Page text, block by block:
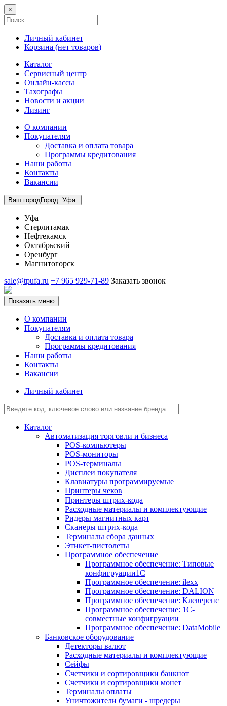
×
Личный кабинет
Корзина (нет товаров)
Каталог
Сервисный центр
Онлайн-кассы
Тахографы
Новости и акции
Лизинг
О компании
Покупателям
Доставка и оплата товара
Программы кредитования
Наши работы
Контакты
Вакансии
Ваш городГород: Уфа
Уфа
Стерлитамак
Нефтекамск
Октябрьский
Оренбург
Магнитогорск
sale@tpufa.ru +7 965 929-71-89 Заказать звонок
Показать меню
О компании
Покупателям
Доставка и оплата товара
Программы кредитования
Наши работы
Контакты
Вакансии
Личный кабинет
Каталог
Автоматизация торговли и бизнеса
POS-компьютеры
POS-мониторы
POS-терминалы
Дисплеи покупателя
Клавиатуры программируемые
Принтеры чеков
Принтеры штрих-кода
Расходные материалы и комплектующие
Ридеры магнитных карт
Сканеры штрих-кода
Терминалы сбора данных
Этикет-пистолеты
Программное обеспечение
Программное обеспечение: Типовые
конфигруации1С
Программное обеспечение: ilexx
Программное обеспечение: DALION
Программное обеспечение: Клеверенс
Программное обеспечение: 1С-
совместные конфигруации
Программное обеспечение: DataMobile
Банковское оборудование
Детекторы валют
Расходные материалы и комплектующие
Сейфы
Счетчики и сортировщики банкнот
Счетчики и сортировщики монет
Терминалы оплаты
Уничтожители бумаги - шредеры